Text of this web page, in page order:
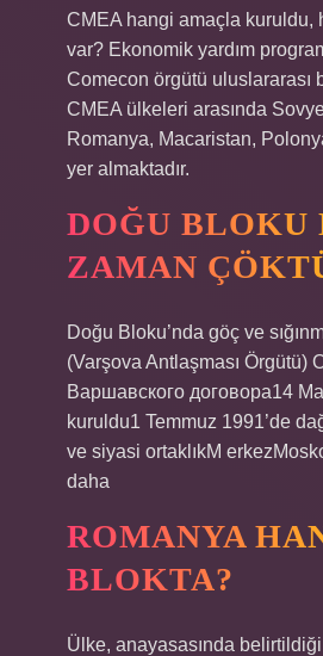
CMEA hangi amaçla kuruldu,
var? Ekonomik yardım
Comecon örgütü uluslararası
CMEA ülkeleri arasında
Romanya, Macaristan,
yer almaktadır.
DOĞU BLOKU
ZAMAN
Doğu Bloku’nda göç ve
(Varşova Antlaşması Örgütü)
Варшавского договора14
kuruldu1 Temmuz 1991’de
ve siyasi ortaklıkM
daha
ROMANYA
BLOKTA?
Ülke, anayasasında